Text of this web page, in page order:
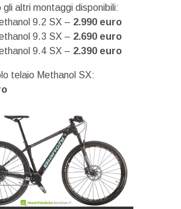
gli altri montaggi disponibili:
9.2 SX – 2.990 euro
9.3 SX – 2.690 euro
9.4 SX – 2.390 euro
telaio Methanol SX: